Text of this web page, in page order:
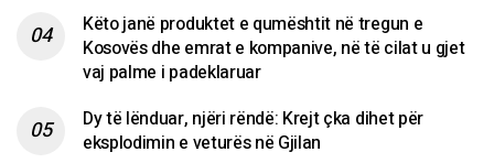
Këto janë produktet e qumështit në tregun e
Kosovës dhe emrat e kompanive, në të cilat u gjet
vaj palme i padeklaruar
Dy të lënduar, njëri rëndë: Krejt çka dihet për
eksplodimin e veturës në Gjilan